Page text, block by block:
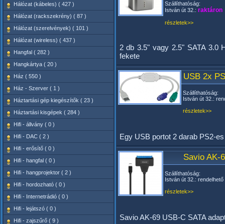
Hálózat (kábeles) ( 427 )
Hálózat (rackszekrény) ( 87 )
Hálózat (szerelvények) ( 101 )
Hálózat (wireless) ( 437 )
Hangfal ( 282 )
Hangkártya ( 20 )
Ház ( 550 )
Ház - Szerver ( 1 )
Háztartási gép kiegészítők ( 23 )
Háztartási kisgépek ( 284 )
Hifi - állvány ( 0 )
Hifi - DAC ( 2 )
Hifi - erősítő ( 0 )
Hifi - hangfal ( 0 )
Hifi - hangprojektor ( 2 )
Hifi - hordozható ( 0 )
Hifi - Internetrádió ( 0 )
Hifi - lejátszó ( 0 )
Hifi - zajszűrő ( 9 )
Szállíthatóság:
István út 32.: raktáron
részletek>>
2 db 3.5" vagy 2.5" SATA 3.0
fekete
USB 2x
Szállíthatóság:
István út 32.:
részletek>>
Egy USB portot 2 darab PS2-
Savio AK-
Szállíthatóság:
István út 32.: rendelhető
részletek>>
Savio AK-69 USB-C SATA